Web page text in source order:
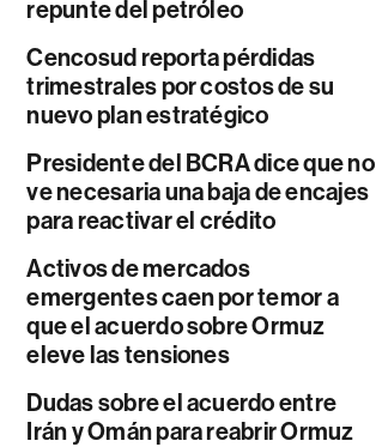
repunte del petróleo
Cencosud reporta pérdidas
trimestrales por costos de su
nuevo plan estratégico
Presidente del BCRA dice que no
ve necesaria una baja de encajes
para reactivar el crédito
Activos de mercados
emergentes caen por temor a
que el acuerdo sobre Ormuz
eleve las tensiones
Dudas sobre el acuerdo entre
Irán y Omán para reabrir Ormuz